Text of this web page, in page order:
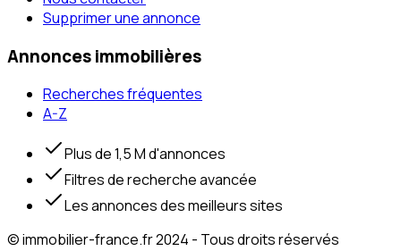
Supprimer une annonce
Annonces immobilières
Recherches fréquentes
A-Z
Plus de 1,5 M d'annonces
Filtres de recherche avancée
Les annonces des meilleurs sites
© immobilier-france.fr 2024 - Tous droits réservés